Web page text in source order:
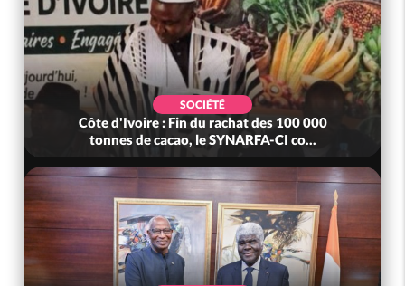
SOCIÉTÉ
Côte d'Ivoire : Fin du rachat des 100 000
tonnes de cacao, le SYNARFA-CI co...